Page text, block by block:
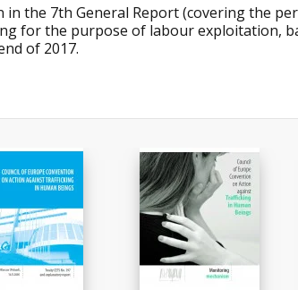
in the 7th General Report (covering the
for the purpose of labour exploitation,
of 2017.